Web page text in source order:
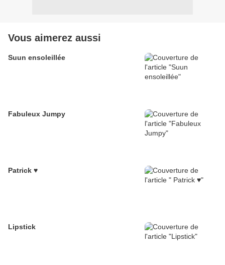
Vous aimerez aussi
Suun ensoleillée
Fabuleux Jumpy
Patrick ♥
Lipstick